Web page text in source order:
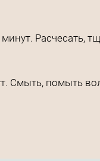
Расчесать,
Смыть, помыть